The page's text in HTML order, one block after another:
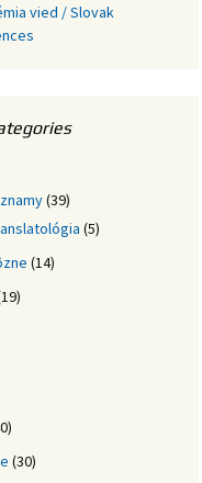
vied / Slovak
(39)
(5)
(14)
(30)